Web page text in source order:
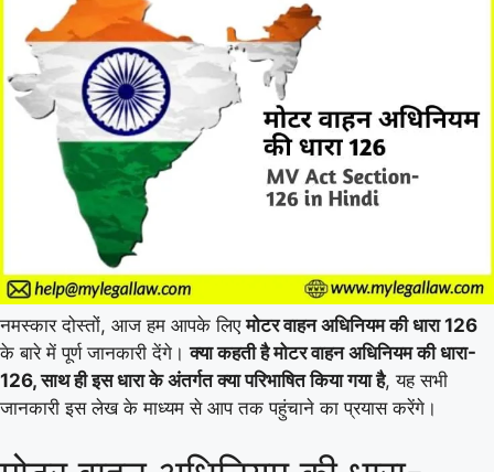
नमस्कार दोस्तों, आज हम आपके लिएमोटर वाहन अधिनियम की धारा 126
के बारे में पूर्ण जानकारी देंगे।क्या कहती है मोटर वाहन अधिनियम की धारा-
126, साथ ही इस धारा के अंतर्गत क्या परिभाषित किया गया है, यह सभी
जानकारी इस लेख के माध्यम से आप तक पहुंचाने का प्रयास करेंगे।